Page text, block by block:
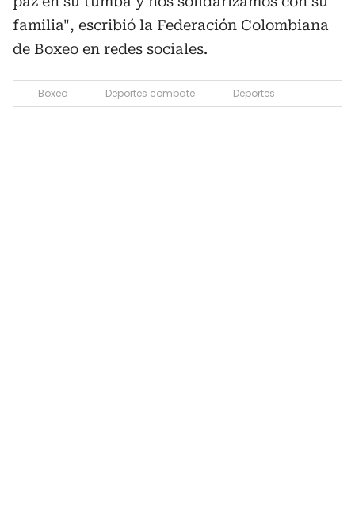
familia", escribió la Federación Colombiana
de Boxeo en redes sociales.
Boxeo Deportes combate Deportes